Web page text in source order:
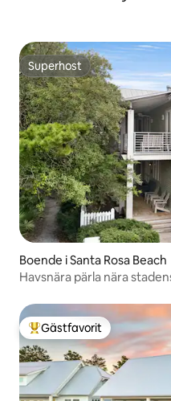
Superhost
Superhost
Boende i Santa Rosa Beach
Havsnära pärla nära
Populär gästfavorit
Gästfavorit